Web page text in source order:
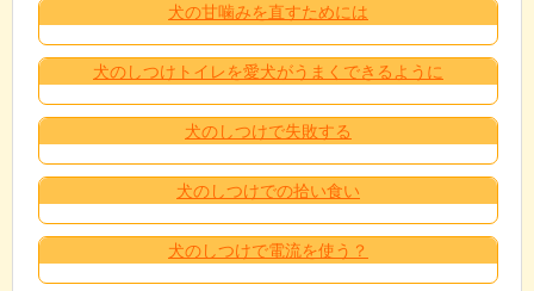
犬の甘噛みを直すためには
犬のしつけトイレを愛犬がうまくできるように
犬のしつけで失敗する
犬のしつけでの拾い食い
犬のしつけで電流を使う？